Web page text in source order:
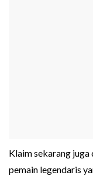
Klaim sekarang juga
pemain legendaris